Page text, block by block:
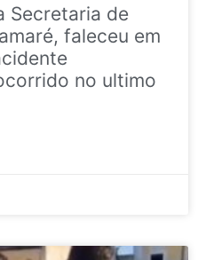
Secretaria de
faleceu em
no ultimo